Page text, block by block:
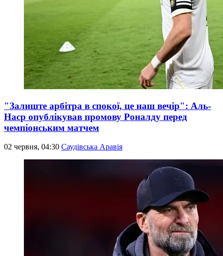
"Залиште арбітра в спокої, це наш вечір": Аль-
Наср опублікував промову Роналду перед
чемпіонським матчем
02 червня, 04:30 Саудівська Аравія